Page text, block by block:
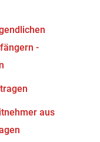
-
aus